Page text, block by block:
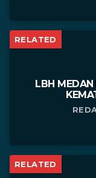
RELATED
LBH
RELATED